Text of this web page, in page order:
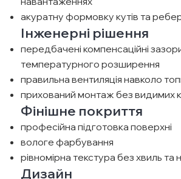
акуратну формовку кутів та
Інженерні рішення
передбачені компенсаційні
температурного розширення
правильна вентиляція навколо
прихований монтаж без видимих
Фінішне покриття
професійна підготовка поверхні
вологе фарбування
рівномірна текстура без хвиль та
Дизайн